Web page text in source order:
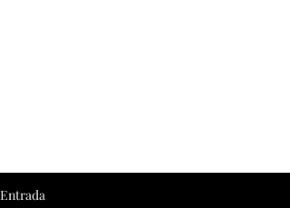
Entrada